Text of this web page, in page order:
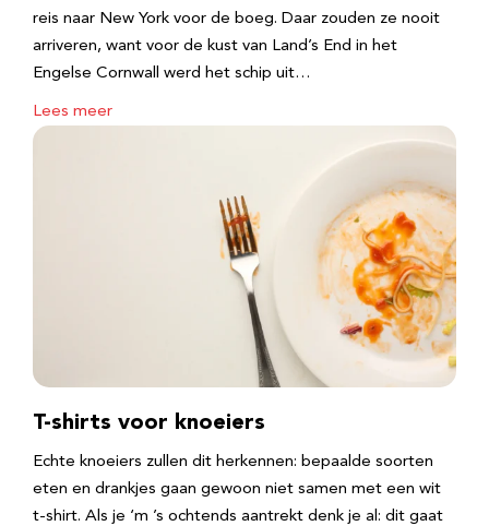
reis naar New York voor de boeg. Daar zouden ze nooit
arriveren, want voor de kust van Land’s End in het
Engelse Cornwall werd het schip uit…
Lees meer
T-shirts voor knoeiers
Echte knoeiers zullen dit herkennen: bepaalde soorten
eten en drankjes gaan gewoon niet samen met een wit
t-shirt. Als je ‘m ’s ochtends aantrekt denk je al: dit gaat